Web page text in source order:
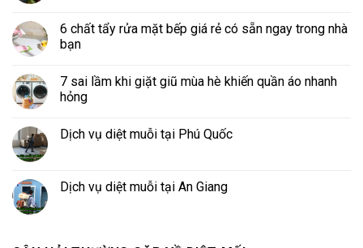
6 chất tẩy rửa mặt bếp giá rẻ có sẵn ngay trong nhà
bạn
7 sai lầm khi giặt giũ mùa hè khiến quần áo nhanh
hỏng
Dịch vụ diệt muỗi tại Phú Quốc
Dịch vụ diệt muỗi tại An Giang